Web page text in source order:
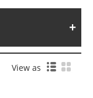
View as